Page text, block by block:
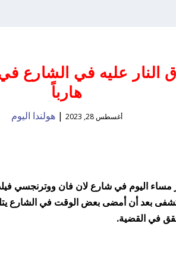
عليه في الشارع في
هارباً
أغسطس 28, 2023 |هولندا اليوم
اليوم في شارع لان فان ووترنجسي
بعد أن أمضى بعض الوقت في الشارع
في القضية.